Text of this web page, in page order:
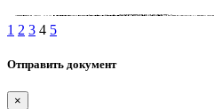
1 2 3 4 5
Отправить документ
×